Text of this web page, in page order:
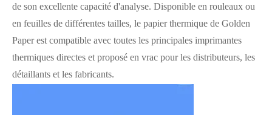
de son excellente capacité d'analyse. Disponible en rouleaux ou
en feuilles de différentes tailles, le papier thermique de Golden
Paper est compatible avec toutes les principales imprimantes
thermiques directes et proposé en vrac pour les distributeurs, les
détaillants et les fabricants.